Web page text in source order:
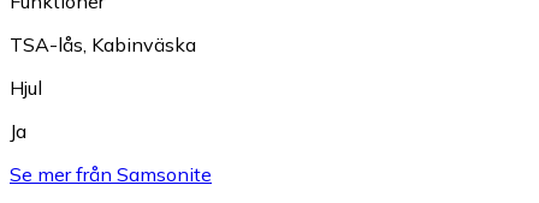
TSA-lås Kabinväska
Hjul
Ja
Se mer från Samsonite